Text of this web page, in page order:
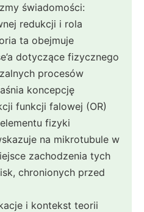
świadomości:
redukcji i rola
ta obejmuje
dotyczące fizycznego
procesów
koncepcję
funkcji falowej (OR)
fizyki
na mikrotubule w
zachodzenia tych
chronionych przed
i kontekst teorii